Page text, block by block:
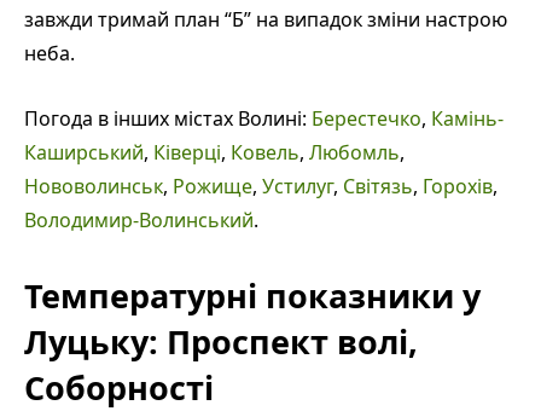
завжди тримай план “Б” на випадок зміни настрою
неба.
Погода в інших містах Волині: Берестечко, Камінь-
Каширський, Ківерці, Ковель, Любомль,
Нововолинськ, Рожище, Устилуг, Світязь, Горохів,
Володимир-Волинський.
Температурні показники у
Луцьку: Проспект волі,
Соборності